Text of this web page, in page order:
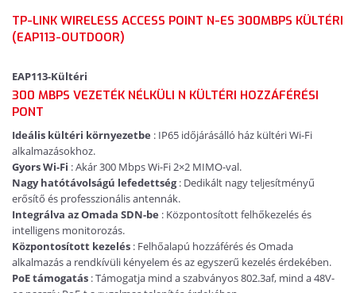
TP-LINK WIRELESS ACCESS POINT N-ES 300MBPS KÜLTÉRI
(EAP113-OUTDOOR)
EAP113-Kültéri
300 MBPS VEZETÉK NÉLKÜLI N KÜLTÉRI HOZZÁFÉRÉSI
PONT
Ideális kültéri környezetbe : IP65 időjárásálló ház kültéri Wi-Fi
alkalmazásokhoz.
Gyors Wi-Fi : Akár 300 Mbps Wi-Fi 2×2 MIMO-val.
Nagy hatótávolságú lefedettség: Dedikált nagy teljesítményű
erősítő és professzionális antennák.
Integrálva az Omada SDN-be : Központosított felhőkezelés és
intelligens monitorozás.
Központosított kezelés : Felhőalapú hozzáférés és Omada
alkalmazás a rendkívüli kényelem és az egyszerű kezelés érdekében.
PoE támogatás : Támogatja mind a szabványos 802.3af, mind a 48V-